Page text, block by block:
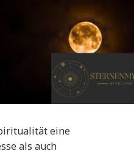
eine
als auch